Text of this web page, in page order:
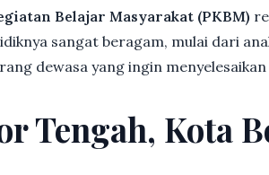
Belajar Masyarakat (PKBM)
sangat beragam, mulai dari
dewasa yang ingin
Tengah, Kota